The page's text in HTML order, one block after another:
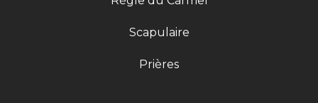
Scapulaire
Prières